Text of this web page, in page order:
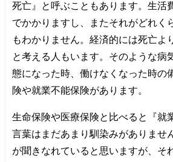
死亡』と呼ぶこともあります。生活
でかかりますし、またそれがどれく
もわかりません。経済的には死亡よ
と考える人もいます。そのような病
態になった時、働けなくなった時の
険や就業不能保険があります。
生命保険や医療保険と比べると『就
言葉はまだあまり馴染みがありませ
が聞きなれていると思いますが、そ